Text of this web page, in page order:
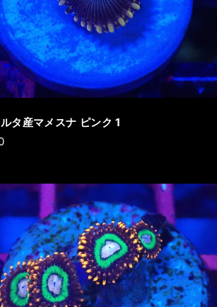
タ産マメスナ ピンク 1